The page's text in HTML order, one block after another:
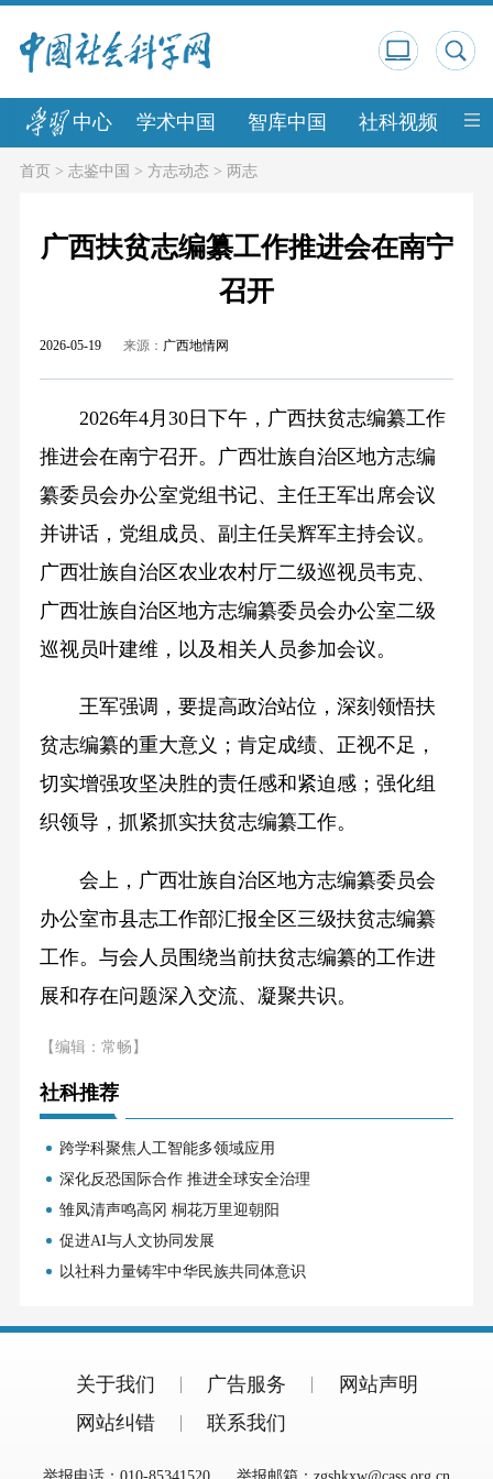
中心 学术中国 智库中国 社科视频 中
首页> 志鉴中国 > 方志动态 > 两志
广西扶贫志编纂工作推进会在南宁
召开
2026-05-19 来源： 广西地情网
2026年4月30日下午，广西扶贫志编纂工作
推进会在南宁召开。广西壮族自治区地方志编
纂委员会办公室党组书记、主任王军出席会议
并讲话，党组成员、副主任吴辉军主持会议。
广西壮族自治区农业农村厅二级巡视员韦克、
广西壮族自治区地方志编纂委员会办公室二级
巡视员叶建维，以及相关人员参加会议。
王军强调，要提高政治站位，深刻领悟扶
贫志编纂的重大意义；肯定成绩、正视不足，
切实增强攻坚决胜的责任感和紧迫感；强化组
织领导，抓紧抓实扶贫志编纂工作。
会上，广西壮族自治区地方志编纂委员会
办公室市县志工作部汇报全区三级扶贫志编纂
工作。与会人员围绕当前扶贫志编纂的工作进
展和存在问题深入交流、凝聚共识。
【编辑：常畅】
社科推荐
跨学科聚焦人工智能多领域应用
深化反恐国际合作 推进全球安全治理
雏凤清声鸣高冈 桐花万里迎朝阳
促进AI与人文协同发展
以社科力量铸牢中华民族共同体意识
关于我们 广告服务
网站声明
网站纠错
联系我们